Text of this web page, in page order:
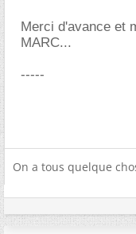
Merci d'avance et
MARC...
-----
On a tous quelque